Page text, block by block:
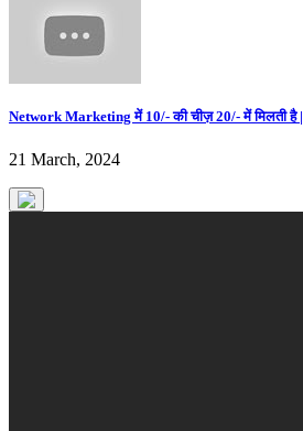
Network Marketing में 10/- की चीज़ 20/- में मिलती है |
21 March, 2024